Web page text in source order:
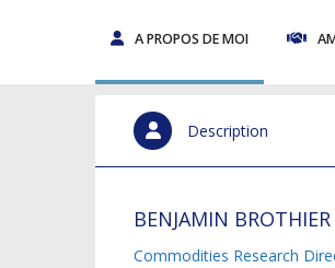
A PROPOS DE MOI
Description
BENJAMIN BROTHIER
Commodities Research